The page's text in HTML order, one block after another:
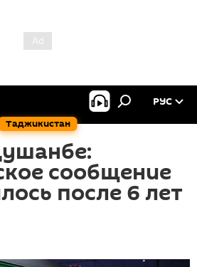
Таджикистан
РУС
сообщение
после 6 лет